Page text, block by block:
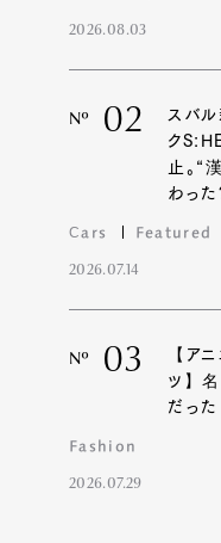
2026.08.03
Nº 02
スバル
ク
止。“
わった
Cars Featured
2026.07.14
Nº 03
【ア
ツ】
だった
Fashion
2026.07.29